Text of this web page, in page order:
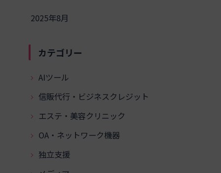
2025年8月
カテゴリー
AIツール
信販代行・ビジネスクレジット
エステ・美容クリニック
OA・ネットワーク機器
独立支援